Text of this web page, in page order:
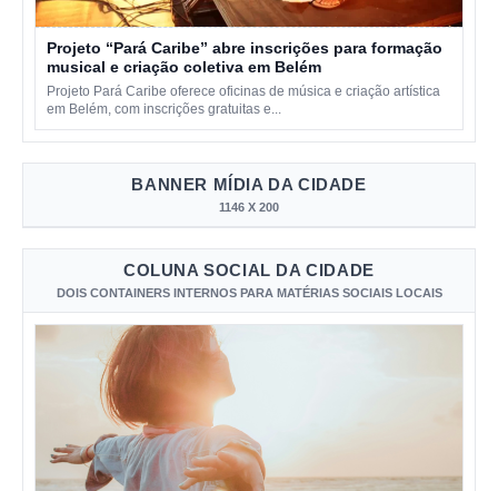
Projeto “Pará Caribe” abre inscrições para formação
musical e criação coletiva em Belém
Projeto Pará Caribe oferece oficinas de música e criação artística
em Belém, com inscrições gratuitas e...
BANNER MÍDIA DA CIDADE
1146 X 200
COLUNA SOCIAL DA CIDADE
DOIS CONTAINERS INTERNOS PARA MATÉRIAS SOCIAIS LOCAIS